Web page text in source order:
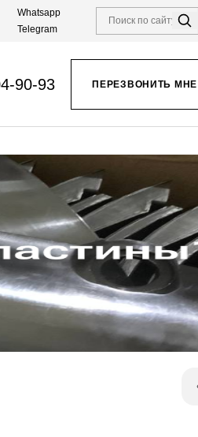
Whatsapp
Telegram
90-93 ПЕРЕЗВОНИТЬ МНЕ